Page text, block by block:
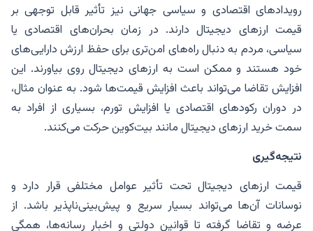
رویدادهای اقتصادی و سیاسی جهانی نیز تأثیر قابل توجهی بر
قیمت ارزهای دیجیتال دارند. در زمان بحران‌های اقتصادی یا
سیاسی، مردم به دنبال راه‌های امن‌تری برای حفظ ارزش دارایی‌های
خود هستند و ممکن است به ارزهای دیجیتال روی بیاورند. این
افزایش تقاضا می‌تواند باعث افزایش قیمت‌ها شود. به عنوان مثال،
در دوران رکودهای اقتصادی یا افزایش تورم، بسیاری از افراد به
سمت خرید ارزهای دیجیتال مانند بیت‌کوین حرکت می‌کنند.
نتیجه‌گیری
قیمت ارزهای دیجیتال تحت تأثیر عوامل مختلفی قرار دارد و
نوسانات آن‌ها می‌تواند بسیار سریع و پیش‌بینی‌ناپذیر باشد. از
عرضه و تقاضا گرفته تا قوانین دولتی و اخبار رسانه‌ها، همگی